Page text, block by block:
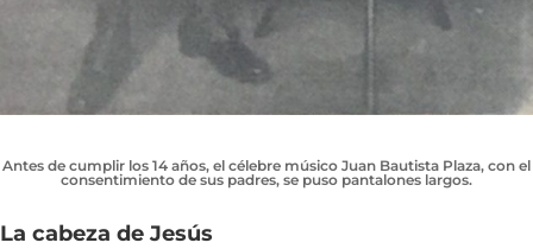
Antes de cumplir los 14 años, el célebre músico Juan Bautista Plaza, con el
consentimiento de sus padres, se puso pantalones largos.
La cabeza de Jesús